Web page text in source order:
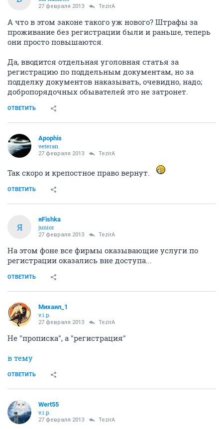
27 февраля 2013 TezirA
А что в этом законе такого уж нового? Штрафы за
проживание без регистрации были и раньше, теперь
они просто повышаются.
Да, вводится отдельная уголовная статья за
регистрацию по поддельным документам, но за
подделку документов наказывать, очевидно, надо;
добропорядочных обывателей это не затронет.
ОТВЕТИТЬ
Apophis
veteran
27 февраля 2013 TezirA
Так скоро и крепостное право вернут.
ОТВЕТИТЬ
Я
яFishka
junior
27 февраля 2013 TezirA
На этом фоне все фирмы оказывающие услуги по
регистрации оказались вне доступа...
ОТВЕТИТЬ
Михаил_1
v.i.p.
27 февраля 2013 TezirA
Не "прописка", а "регистрация"
в тему
ОТВЕТИТЬ
Wert55
v.i.p.
27 февраля 2013 TezirA